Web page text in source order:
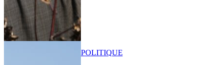
POLITIQUE